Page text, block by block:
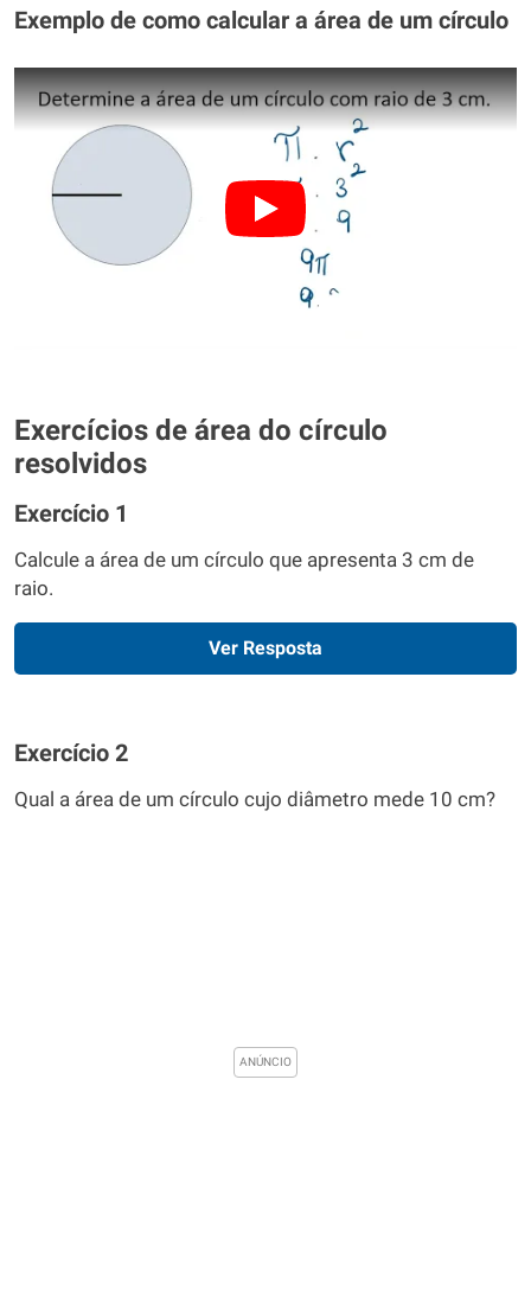
Exemplo de como calcular a área de um círculo
Exercícios de área do círculo
resolvidos
Exercício 1
Calcule a área de um círculo que apresenta 3 cm de
raio.
Ver Resposta
Exercício 2
Qual a área de um círculo cujo diâmetro mede 10 cm?